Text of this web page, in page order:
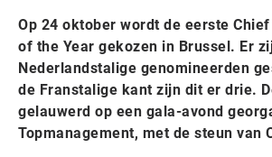
Op 24 oktober wordt de eerste
of the Year gekozen in Brussel. Er
Nederlandstalige genomineerden
de Franstalige kant zijn dit er drie.
gelauwerd op een gala-avond
Topmanagement, met de steun van